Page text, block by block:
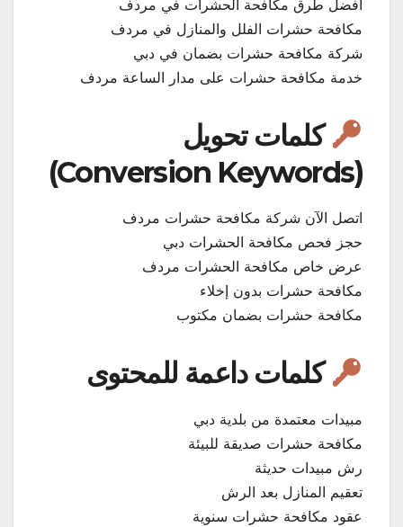
أفضل طرق مكافحة الحشرات في مردف
مكافحة حشرات الفلل والمنازل في مردف
شركة مكافحة حشرات بضمان في دبي
خدمة مكافحة حشرات على مدار الساعة مردف
كلمات تحويل
(Conversion Keywords)
اتصل الآن شركة مكافحة حشرات مردف
حجز فحص مكافحة الحشرات دبي
عرض خاص مكافحة الحشرات مردف
مكافحة حشرات بدون إخلاء
مكافحة حشرات بضمان مكتوب
كلمات داعمة للمحتوى
مبيدات معتمدة من بلدية دبي
مكافحة حشرات صديقة للبيئة
رش مبيدات حديثة
تعقيم المنازل بعد الرش
عقود مكافحة حشرات سنوية